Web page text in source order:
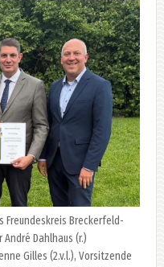
Freundeskreis Breckerfeld-
Dahlhaus (r.)
Gilles (2.v.l.), Vorsitzende